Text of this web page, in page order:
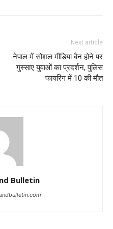
Next article
नेपाल में सोशल मीडिया बैन होने पर
गुस्साए युवाओं का प्रदर्शन, पुलिस
फायरिंग में 10 की मौत
Bulletin